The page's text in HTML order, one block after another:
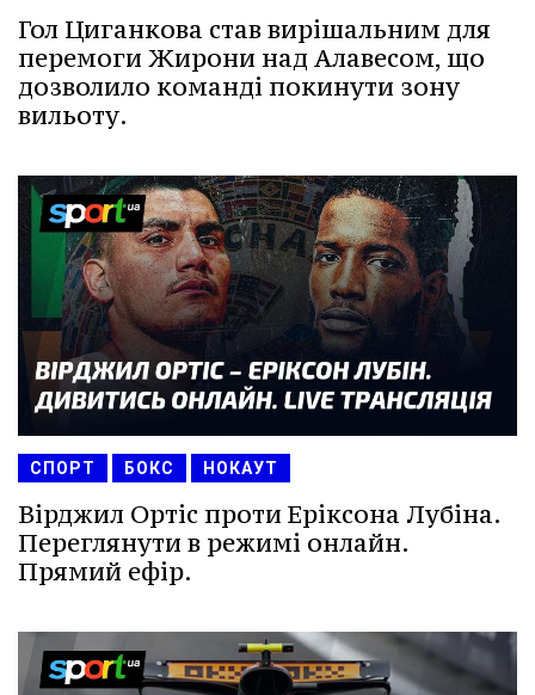
Гол Циганкова став вирішальним для
перемоги Жирони над Алавесом, що
дозволило команді покинути зону
вильоту.
СПОРТ БОКС НОКАУТ
Вірджил Ортіс проти Еріксона Лубіна.
Переглянути в режимі онлайн.
Прямий ефір.